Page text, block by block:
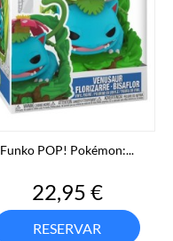
Funko POP! Pokémon:...
Precio
22,95 €
RESERVAR